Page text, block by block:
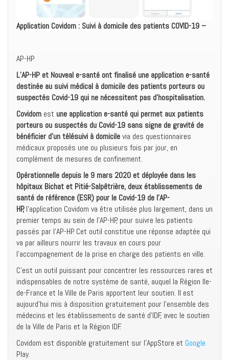
Application Covidom : Suivi à domicile des patients COVID-19 –
AP-HP
L’AP-HP et Nouveal e-santé ont finalisé une application e-santé
destinée au suivi médical à domicile des patients porteurs ou
suspectés Covid-19 qui ne nécessitent pas d’hospitalisation.
Covidom est une application e-santé qui permet aux patients
porteurs ou suspectés du Covid-19 sans signe de gravité de
bénéficier d’un télésuivi à domicilevia des questionnaires
médicaux proposés une ou plusieurs fois par jour, en
complément de mesures de confinement.
Opérationnelle depuis le 9 mars 2020 et déployée dans les
hôpitaux Bichat et Pitié-Salpêtrière, deux établissements de
santé de référence (ESR) pour le Covid-19 de l’AP-
HP,l’application Covidom va être utilisée plus largement, dans un
premier temps au sein de l’AP-HP, pour suivre les patients
passés par l’AP-HP. Cet outil constitue une réponse adaptée qui
va par ailleurs nourrir les travaux en cours pour
l’accompagnement de la prise en charge des patients en ville.
C’est un outil puissant pour concentrer les ressources rares et
indispensables de notre système de santé, auquel la Région Ile-
de-France et la Ville de Paris apportent leur soutien. Il est
aujourd’hui mis à disposition gratuitement pour l’ensemble des
médecins et les établissements de santé d’IDF, avec le soutien
de la Ville de Paris et la Région IDF.
Covidom est disponible gratuitement sur l’AppStore et Google
Play.